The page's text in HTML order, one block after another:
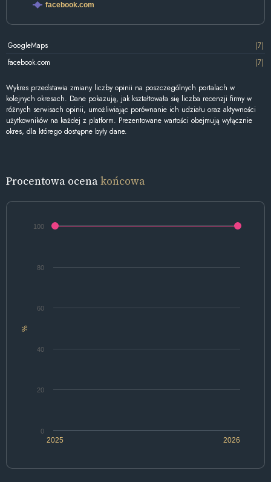
facebook.com
GoogleMaps
(7)
facebook.com
(7)
Wykres przedstawia zmiany liczby opinii na poszczególnych portalach w
kolejnych okresach. Dane pokazują, jak kształtowała się liczba recenzji firmy w
różnych serwisach opinii, umożliwiając porównanie ich udziału oraz aktywności
użytkowników na każdej z platform. Prezentowane wartości obejmują wyłącznie
okres, dla którego dostępne były dane.
Procentowa ocenakońcowa
%
2025 2026
0
20
40
60
80
100